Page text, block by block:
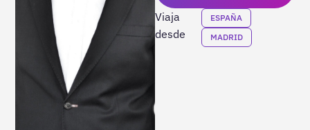
Viaja
desde
ESPAÑA
MADRID